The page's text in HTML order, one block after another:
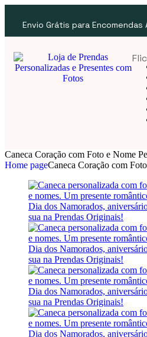
Envio Grátis para Encomendas
Caneca Coração com Foto e Nome
Home pageCaneca Coração com